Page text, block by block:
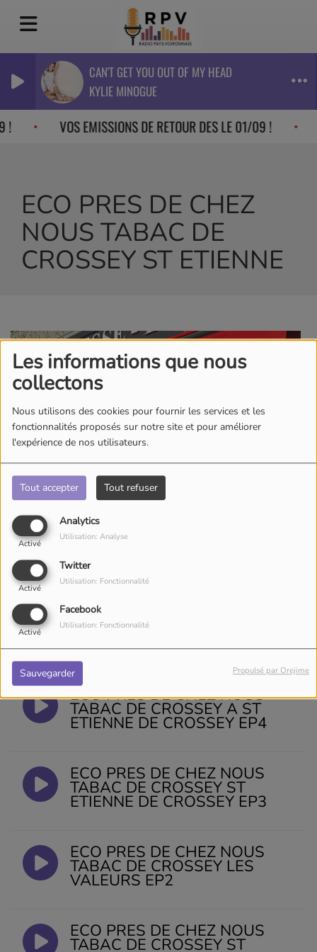
Les informations que nous
collectons
Nous utilisons des cookies pour fournir les services et les
fonctionnalités proposés sur notre site et pour améliorer
l'expérience de nos utilisateurs.
Tout accepter Tout refuser
Analytics
Activé
Utilisation: Analyse
Twitter
Activé
Utilisation: Fonctionnalité
Facebook
Activé
Utilisation: Fonctionnalité
Sauvegarder Propulsé par Orejime
CAN'T GET YOU OUT OF MY HEAD
KYLIE MINOGUE
! VOS EMISSIONS DE RETOUR DES LE 01/09 !
ECO PRES DE CHEZ
NOUS TABAC DE
CROSSEY ST ETIENNE
ECO PRES DE CHEZ NOUS TABAC DE CROSSEY ST
ETIENNE DE CROSSEY
ECO PRES DE CHEZ NOUS
TABAC DE CROSSEY A ST
ETIENNE DE CROSSEY EP4
ECO PRES DE CHEZ NOUS
TABAC DE CROSSEY ST
ETIENNE DE CROSSEY EP3
ECO PRES DE CHEZ NOUS
TABAC DE CROSSEY LES
VALEURS EP2
ECO PRES DE CHEZ NOUS
TABAC DE CROSSEY ST